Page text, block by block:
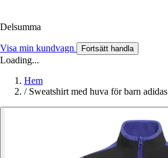
Delsumma
Visa min kundvagn Fortsätt handla
Loading...
Hem
/ Sweatshirt med huva för barn adidas